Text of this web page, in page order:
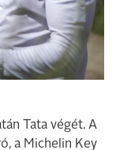
Tata végét. A
a Michelin Key